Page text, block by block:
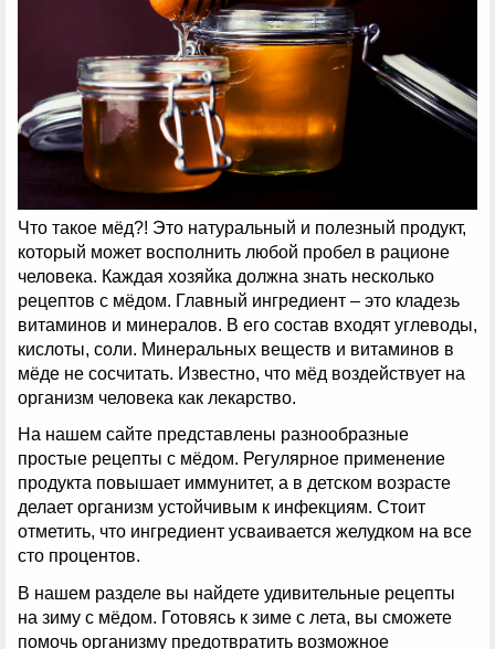
Что такое мёд?! Это натуральный и полезный продукт,
который может восполнить любой пробел в рационе
человека. Каждая хозяйка должна знать несколько
рецептов с мёдом. Главный ингредиент – это кладезь
витаминов и минералов. В его состав входят углеводы,
кислоты, соли. Минеральных веществ и витаминов в
мёде не сосчитать. Известно, что мёд воздействует на
организм человека как лекарство.
На нашем сайте представлены разнообразные
простые рецепты с мёдом. Регулярное применение
продукта повышает иммунитет, а в детском возрасте
делает организм устойчивым к инфекциям. Стоит
отметить, что ингредиент усваивается желудком на все
сто процентов.
В нашем разделе вы найдете удивительные рецепты
на зиму с мёдом. Готовясь к зиме с лета, вы сможете
помочь организму предотвратить возможное